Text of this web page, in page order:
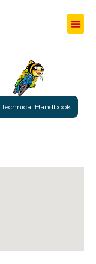
Technical Handbook